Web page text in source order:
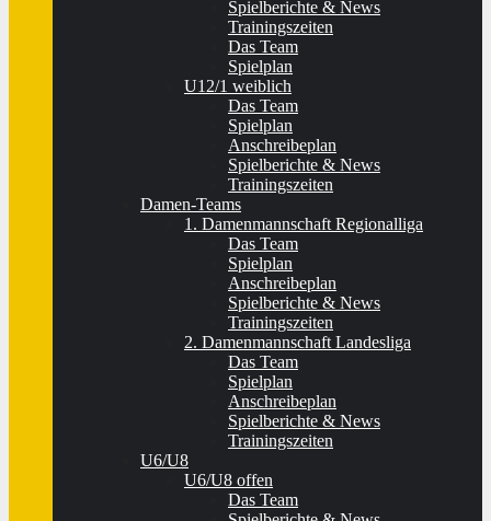
Spielberichte & News
Trainingszeiten
Das Team
Spielplan
U12/1 weiblich
Das Team
Spielplan
Anschreibeplan
Spielberichte & News
Trainingszeiten
Damen-Teams
1. Damenmannschaft Regionalliga
Das Team
Spielplan
Anschreibeplan
Spielberichte & News
Trainingszeiten
2. Damenmannschaft Landesliga
Das Team
Spielplan
Anschreibeplan
Spielberichte & News
Trainingszeiten
U6/U8
U6/U8 offen
Das Team